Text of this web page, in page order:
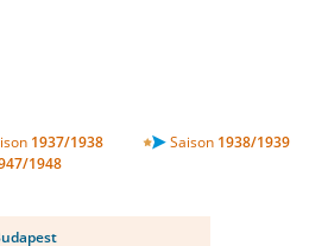
1937/1938 Saison1938/1939
1948